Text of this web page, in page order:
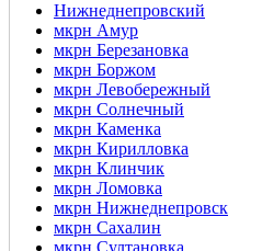
Нижнеднепровский
мкрн Амур
мкрн Березановка
мкрн Боржом
мкрн Левобережный
мкрн Солнечный
мкрн Каменка
мкрн Кирилловка
мкрн Клинчик
мкрн Ломовка
мкрн Нижнеднепровск
мкрн Сахалин